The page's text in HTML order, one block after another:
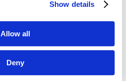
Show details
Allow all
Deny